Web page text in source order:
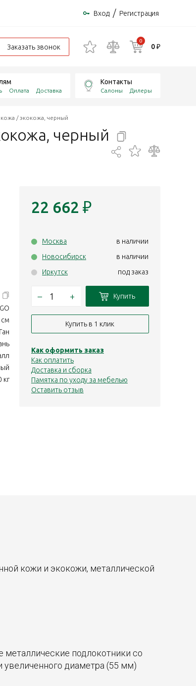
Вход / Регистрация
Заказать звонок
0
0 ₽
Оплата Доставка
Контакты
Салоны Дилеры
/ экокожа, черный
черный
GO
кг
22 662 ₽
Москва
в наличии
Новосибирск
в наличии
Иркутск
под заказ
– + Купить
Купить в 1 клик
Как оформить заказ
Как оплатить
Доставка и сборка
Памятка по уходу за мебелью
Оставить отзыв
кожи и экокожи, металлической
металлические подлокотники со
диаметра (55 мм)